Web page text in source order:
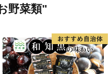
野菜類"